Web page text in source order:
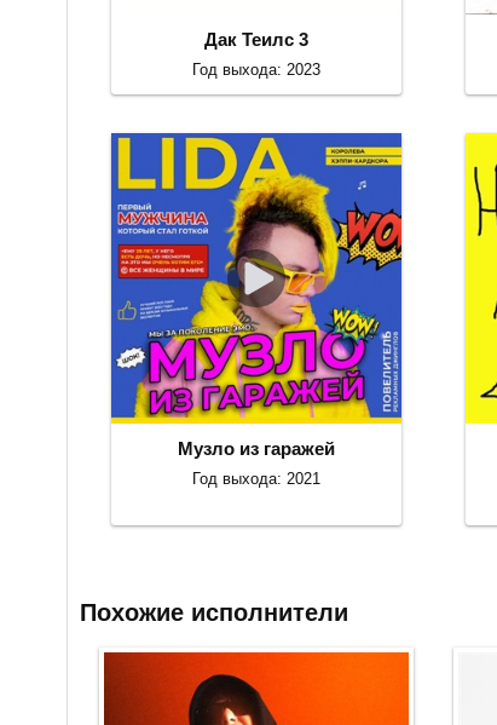
Дак Теилс 3
Год выхода: 2023
Музло из гаражей
Год выхода: 2021
Похожие исполнители